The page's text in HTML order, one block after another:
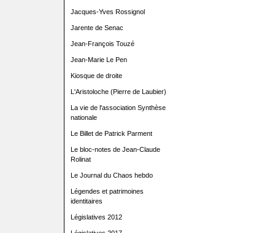
Jacques-Yves Rossignol
Jarente de Senac
Jean-François Touzé
Jean-Marie Le Pen
Kiosque de droite
L'Aristoloche (Pierre de Laubier)
La vie de l'association Synthèse
nationale
Le Billet de Patrick Parment
Le bloc-notes de Jean-Claude
Rolinat
Le Journal du Chaos hebdo
Légendes et patrimoines
identitaires
Législatives 2012